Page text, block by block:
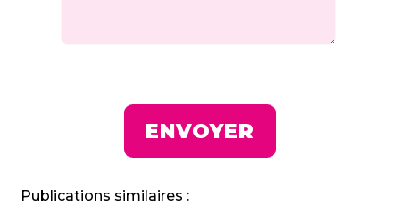
Publications similaires :